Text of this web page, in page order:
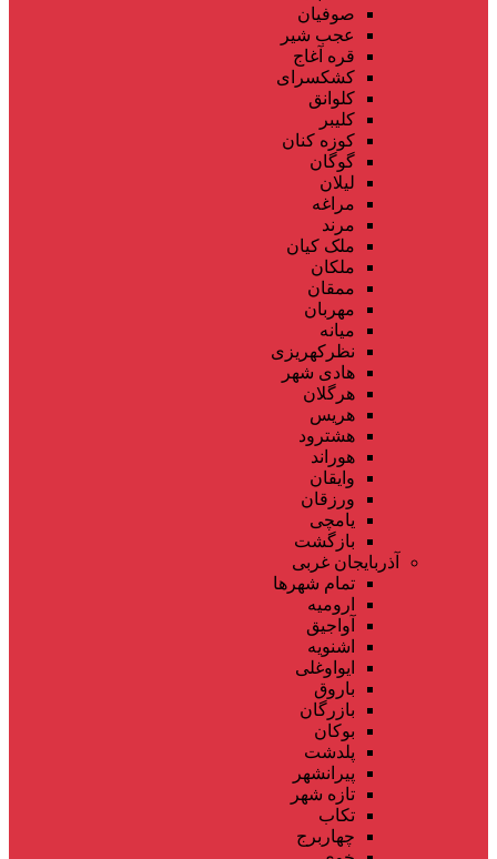
صوفیان
عجب شیر
قره آغاج
کشکسرای
کلوانق
کلیبر
کوزه کنان
گوگان
لیلان
مراغه
مرند
ملک کیان
ملکان
ممقان
مهربان
میانه
نظرکهریزی
هادی شهر
هرگلان
هریس
هشترود
هوراند
وایقان
ورزقان
یامچی
بازگشت
آذربایجان غربی
تمام شهر‌ها
ارومیه
آواجیق
اشنویه
ایواوغلی
باروق
بازرگان
بوکان
پلدشت
پیرانشهر
تازه شهر
تکاب
چهاربرج